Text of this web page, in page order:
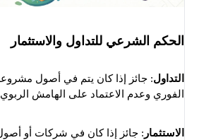
الحكم الشرعي للتداول والاستثمار
التداول: جائز إذا كان يتم في أصول
الفوري وعدم الاعتماد على الهامش
الاستثمار : جائز إذا كان في شركات أو